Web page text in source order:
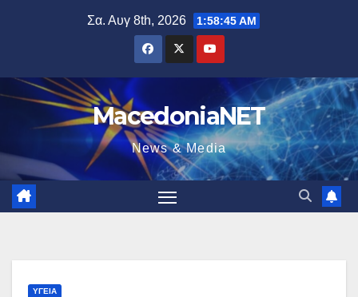
Σα. Αυγ 8th, 2026 1:58:46 AM
MacedoniaNET
News & Media
ΥΓΕΊΑ